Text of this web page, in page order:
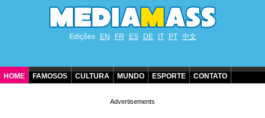
Edições EN FR ES DE IT PT 中文
HOME FAMOSOS CULTURA MUNDO ESPORTE CONTATO